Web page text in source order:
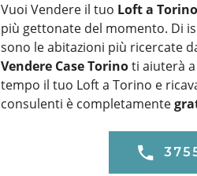
Vuoi Vendere il tuo Loft a Torino
più gettonate del momento. Di
sono le abitazioni più ricercate
Vendere Case Torinoti aiuterà
tempo il tuo Loft a Torino e
consulenti è completamente